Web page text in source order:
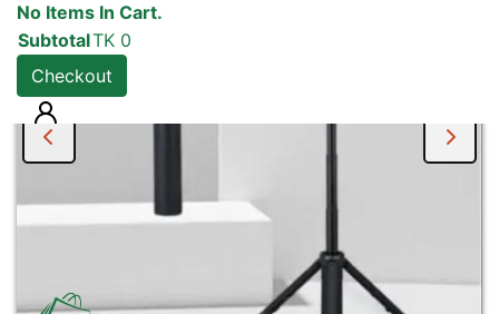
No Items In Cart.
SubtotalTK 0
Checkout